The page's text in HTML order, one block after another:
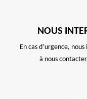
NOUS
En cas d’urgence,
à nous